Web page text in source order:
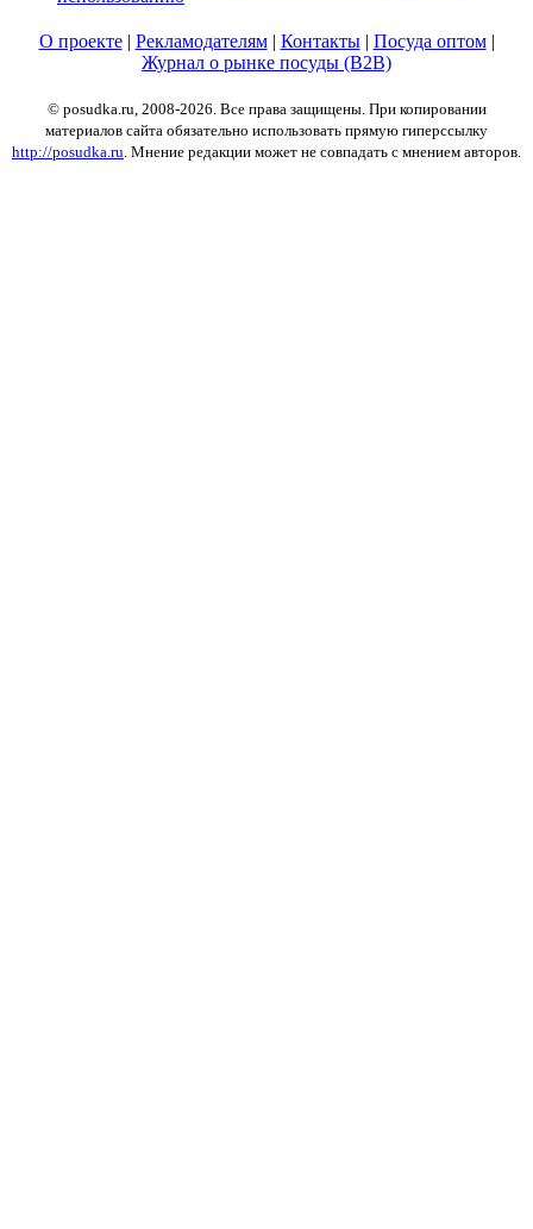
О проекте| Рекламодателям| Контакты| Посуда оптом|
Журнал о рынке посуды (B2B)
© posudka.ru, 2008-2026. Все права защищены. При копировании
материалов сайта обязательно использовать прямую гиперссылку
http://posudka.ru. Мнение редакции может не совпадать с мнением авторов.